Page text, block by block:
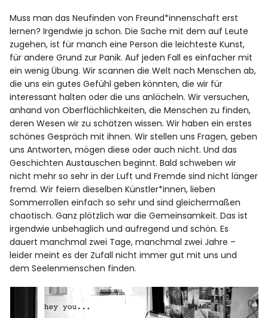
Muss man das Neufinden von Freund*innenschaft erst
lernen? Irgendwie ja schon. Die Sache mit dem auf Leute
zugehen, ist für manch eine Person die leichteste Kunst,
für andere Grund zur Panik. Auf jeden Fall es einfacher mit
ein wenig Übung. Wir scannen die Welt nach Menschen ab,
die uns ein gutes Gefühl geben könnten, die wir für
interessant halten oder die uns anlächeln. Wir versuchen,
anhand von Oberflächlichkeiten, die Menschen zu finden,
deren Wesen wir zu schätzen wissen. Wir haben ein erstes
schönes Gespräch mit ihnen. Wir stellen uns Fragen, geben
uns Antworten, mögen diese oder auch nicht. Und das
Geschichten Austauschen beginnt. Bald schweben wir
nicht mehr so sehr in der Luft und Fremde sind nicht länger
fremd. Wir feiern dieselben Künstler*innen, lieben
Sommerrollen einfach so sehr und sind gleichermaßen
chaotisch. Ganz plötzlich war die Gemeinsamkeit. Das ist
irgendwie unbehaglich und aufregend und schön. Es
dauert manchmal zwei Tage, manchmal zwei Jahre –
leider meint es der Zufall nicht immer gut mit uns und
dem Seelenmenschen finden.